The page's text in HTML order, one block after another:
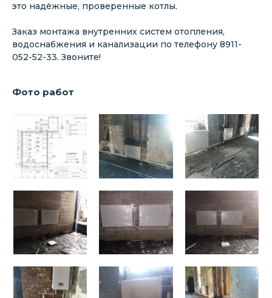
это надёжные, проверенные котлы.
Заказ монтажа внутренних систем отопления,
водоснабжения и канализации по телефону 8911-
052-52-33. Звоните!
Фото работ